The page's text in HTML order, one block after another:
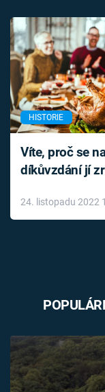
HISTORIE
Víte, proč se
díkůvzdání jí
24. listopadu 2022